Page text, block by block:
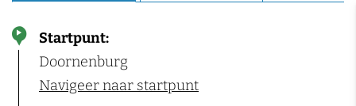
Startpunt:
Doornenburg
Navigeer naar startpunt